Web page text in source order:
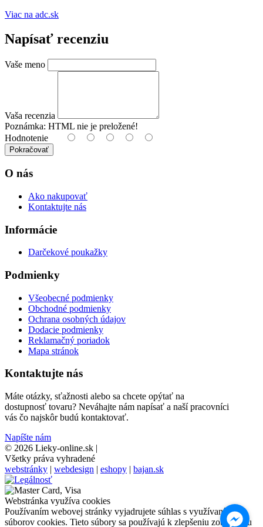
Viac na adc.sk
Napísať recenziu
Vaše meno
Vaša recenzia
Poznámka: HTML nie je preložené!
Hodnotenie
Pokračovať
O nás
Ako nakupovať
Kontaktujte nás
Informácie
Darčekové poukažky
Podmienky
Všeobecné podmienky
Obchodné podmienky
Ochrana osobných údajov
Dodacie podmienky
Reklamačný poriadok
Mapa stránok
Kontaktujte nás
Máte otázky, sťažnosti alebo sa chcete opýtať na
dostupnosť tovaru? Neváhajte nám napísať a naší pracovníci
vás čo najskôr budú kontaktovať.
Napíšte nám
© 2026 Lieky-online.sk |
Všetky práva vyhradené
webstránky | webdesign | eshopy | bajan.sk
Webstránka využíva cookies
Používaním webovej stránky vyjadrujete súhlas s využívaním
súborov cookies. Tieto súbory sa používajú k zlepšeniu zobrazeniu